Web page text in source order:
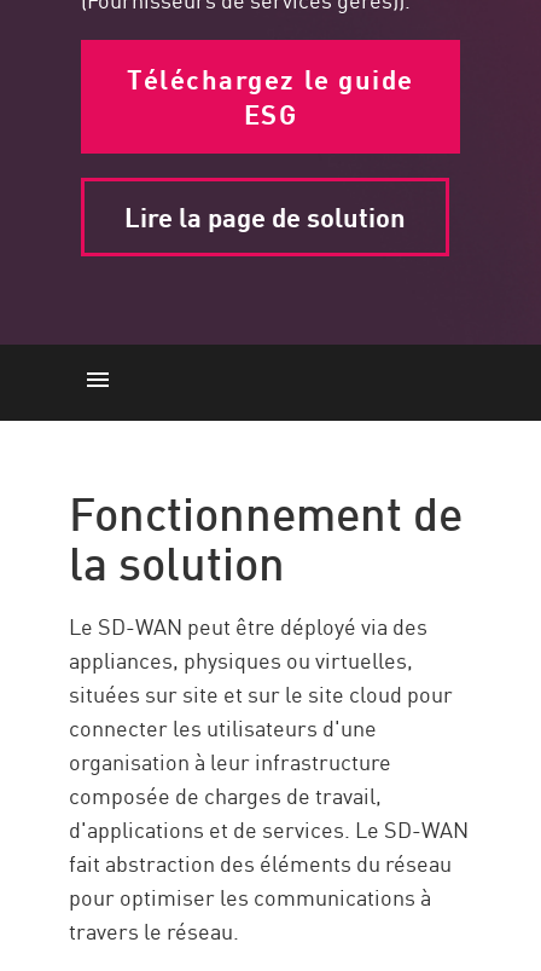
Téléchargez le guide
ESG
Lire la page de solution
Modèles
Option de déploiement
SD-WAN avec Check Point
Ressources
Fonctionnement de
la solution
Le SD-WAN peut être déployé via des
appliances, physiques ou virtuelles,
situées sur site et sur le site cloud pour
connecter les utilisateurs d'une
organisation à leur infrastructure
composée de charges de travail,
d'applications et de services. Le SD-WAN
fait abstraction des éléments du réseau
pour optimiser les communications à
travers le réseau.